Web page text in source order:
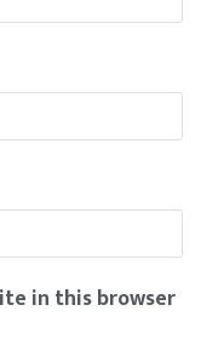
in this browser